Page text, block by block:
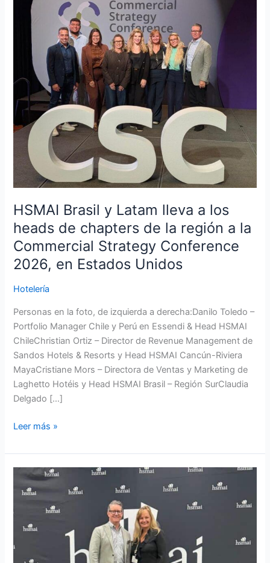
HSMAI Brasil y Latam lleva a los
heads de chapters de la región a la
Commercial Strategy Conference
2026, en Estados Unidos
Hotelería
Personas en la foto, de izquierda a derecha:Danilo Toledo –
Portfolio Manager Chile y Perú en Essendi & Head HSMAI
ChileChristian Ortiz – Director de Revenue Management de
Sandos Hotels & Resorts y Head HSMAI Cancún-Riviera
MayaCristiane Mors – Directora de Ventas y Marketing de
Laghetto Hotéis y Head HSMAI Brasil – Región SurClaudia
Delgado […]
Latam
heads
chapters
de
la
región
Strategy
Conference
2026,
en
Estados
Leer más »
HSMAI
destaca
liderazgo
como
factor
clave